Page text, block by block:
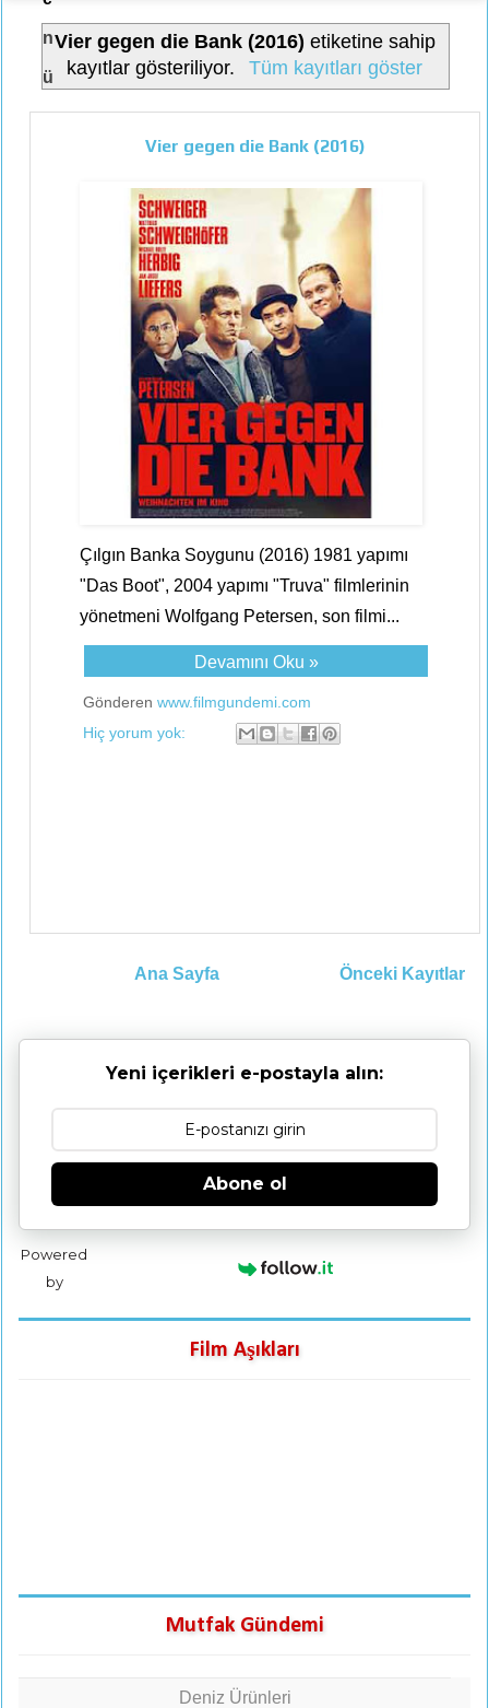
n
ü
Vier gegen die Bank (2016) etiketine sahip
kayıtlar gösteriliyor.
Tüm kayıtları göster
Vier gegen die Bank (2016)
Çılgın Banka Soygunu (2016) 1981 yapımı
"Das Boot", 2004 yapımı "Truva" filmlerinin
yönetmeni Wolfgang Petersen, son filmi...
Devamını Oku »
Gönderen www.filmgundemi.com
Hiç yorum yok:
Önceki Kayıtlar
Ana Sayfa
Yeni içerikleri e-postayla alın:
Abone ol
Powered
by
Film Aşıkları
Mutfak Gündemi
Deniz Ürünleri